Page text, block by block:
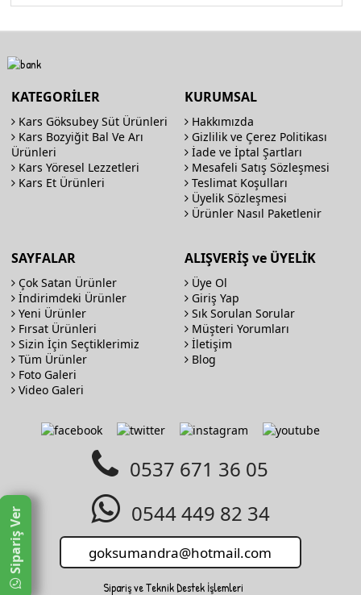
Sipariş Ver
KATEGORİLER
Kars Göksubey Süt Ürünleri
Kars Bozyiğit Bal Ve Arı
Ürünleri
Kars Yöresel Lezzetleri
Kars Et Ürünleri
KURUMSAL
Hakkımızda
Gizlilik ve Çerez Politikası
İade ve İptal Şartları
Mesafeli Satış Sözleşmesi
Teslimat Koşulları
Üyelik Sözleşmesi
Ürünler Nasıl Paketlenir
SAYFALAR
Çok Satan Ürünler
İndirimdeki Ürünler
Yeni Ürünler
Fırsat Ürünleri
Sizin İçin Seçtiklerimiz
Tüm Ürünler
Foto Galeri
Video Galeri
ALIŞVERİŞ ve ÜYELİK
Üye Ol
Giriş Yap
Sık Sorulan Sorular
Müşteri Yorumları
İletişim
Blog
0537 671 36 05
0544 449 82 34
Sipariş ve Teknik Destek İşlemleri